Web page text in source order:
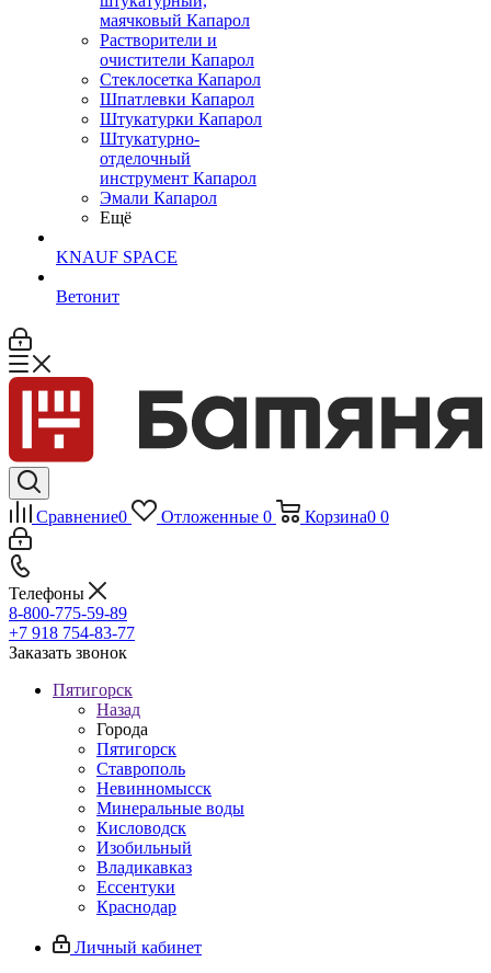
маячковый Капарол
Растворители и
очистители Капарол
Cтеклосетка Капарол
Шпатлевки Капарол
Штукатурки Капарол
Штукатурно-
отделочный
инструмент Капарол
Эмали Капарол
Ещё
KNAUF SPACE
Ветонит
Сравнение0 Отложенные 0 Корзина0 0
Телефоны
8-800-775-59-89
+7 918 754-83-77
Заказать звонок
Пятигорск
Назад
Города
Пятигорск
Ставрополь
Невинномысск
Минеральные воды
Кисловодск
Изобильный
Владикавказ
Ессентуки
Краснодар
Личный кабинет